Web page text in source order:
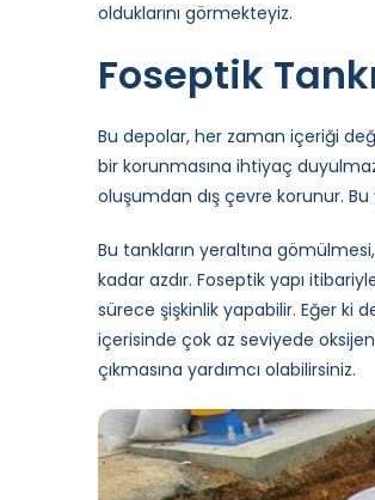
olduklarını görmekteyiz.
Foseptik
Bu depolar, her zaman içeriği
bir korunmasına ihtiyaç
oluşumdan dış çevre korunur.
Bu tankların yeraltına gömülmesi,
kadar azdır. Foseptik yapı
sürece şişkinlik yapabilir. Eğer ki
içerisinde çok az seviyede
çıkmasına yardımcı olabilirsiniz.